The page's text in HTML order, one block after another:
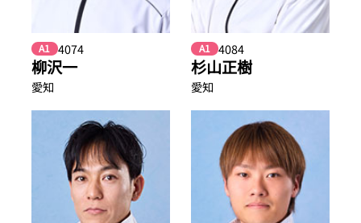
A1 4074
柳沢一
愛知
A1 4084
杉山正樹
愛知